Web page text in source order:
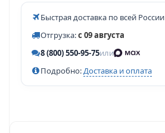
Быстрая доставка по всей России
Отгрузка:с 09 августа
8 (800) 550-95-75или
Подробно:Доставка и оплата